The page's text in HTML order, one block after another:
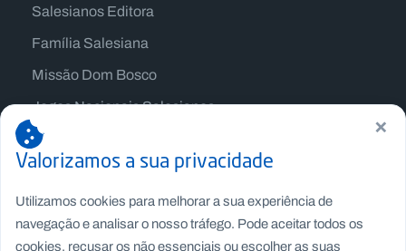
Salesianos Editora
Família Salesiana
Missão Dom Bosco
Jogos Nacionais Salesianos
×
Valorizamos a sua privacidade
Utilizamos cookies para melhorar a sua experiência de
navegação e analisar o nosso tráfego. Pode aceitar todos os
cookies, recusar os não essenciais ou escolher as suas